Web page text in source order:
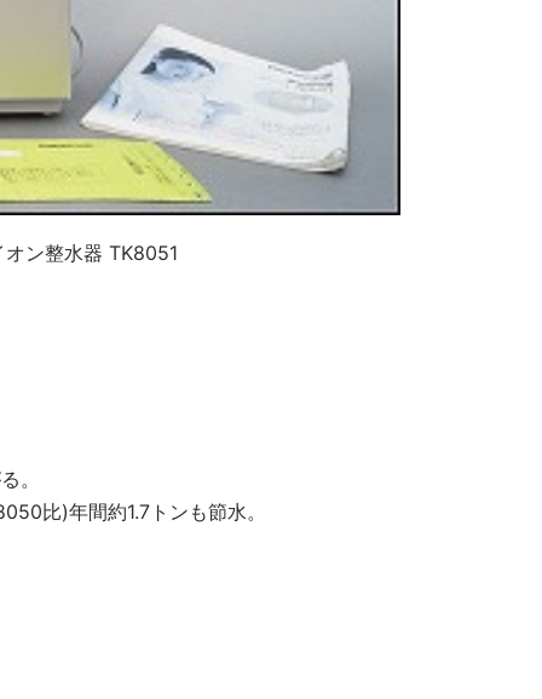
ン整水器 TK8051
。
比)年間約1.7トンも節水。